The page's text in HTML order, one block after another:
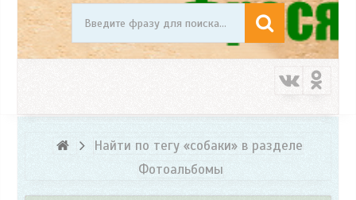
Найти по тегу «собаки» в разделе
Фотоальбомы